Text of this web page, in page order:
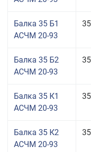
Балка 35 Б1
АСЧМ 20-93
35
Балка 35 Б2
АСЧМ 20-93
35
Балка 35 К1
АСЧМ 20-93
35
Балка 35 К2
АСЧМ 20-93
35